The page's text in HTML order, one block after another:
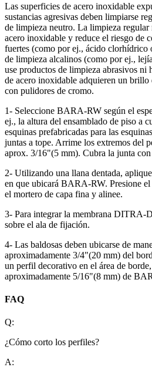
Las superficies de acero inoxidable
sustancias agresivas deben limpiarse
de limpieza neutro. La limpieza regular
acero inoxidable y reduce el riesgo de
fuertes (como por ej., ácido
de limpieza alcalinos (como por ej.,
use productos de limpieza abrasivos ni
de acero inoxidable adquieren un brillo
con pulidores de cromo.
1- Seleccione BARA-RW según el
ej., la altura del ensamblado de piso a
esquinas prefabricadas para las
juntas a tope. Arrime los extremos del
aprox. 3/16"(5 mm). Cubra la junta
2- Utilizando una llana dentada,
en que ubicará BARA-RW. Presione
el mortero de capa fina y alinee.
3- Para integrar la membrana DITRA-
sobre el ala de fijación.
4- Las baldosas deben ubicarse de
aproximadamente 3/4"(20 mm) del
un perfil decorativo en el área de
aproximadamente 5/16"(8 mm) de
FAQ
Q:
¿Cómo corto los perfiles?
A: